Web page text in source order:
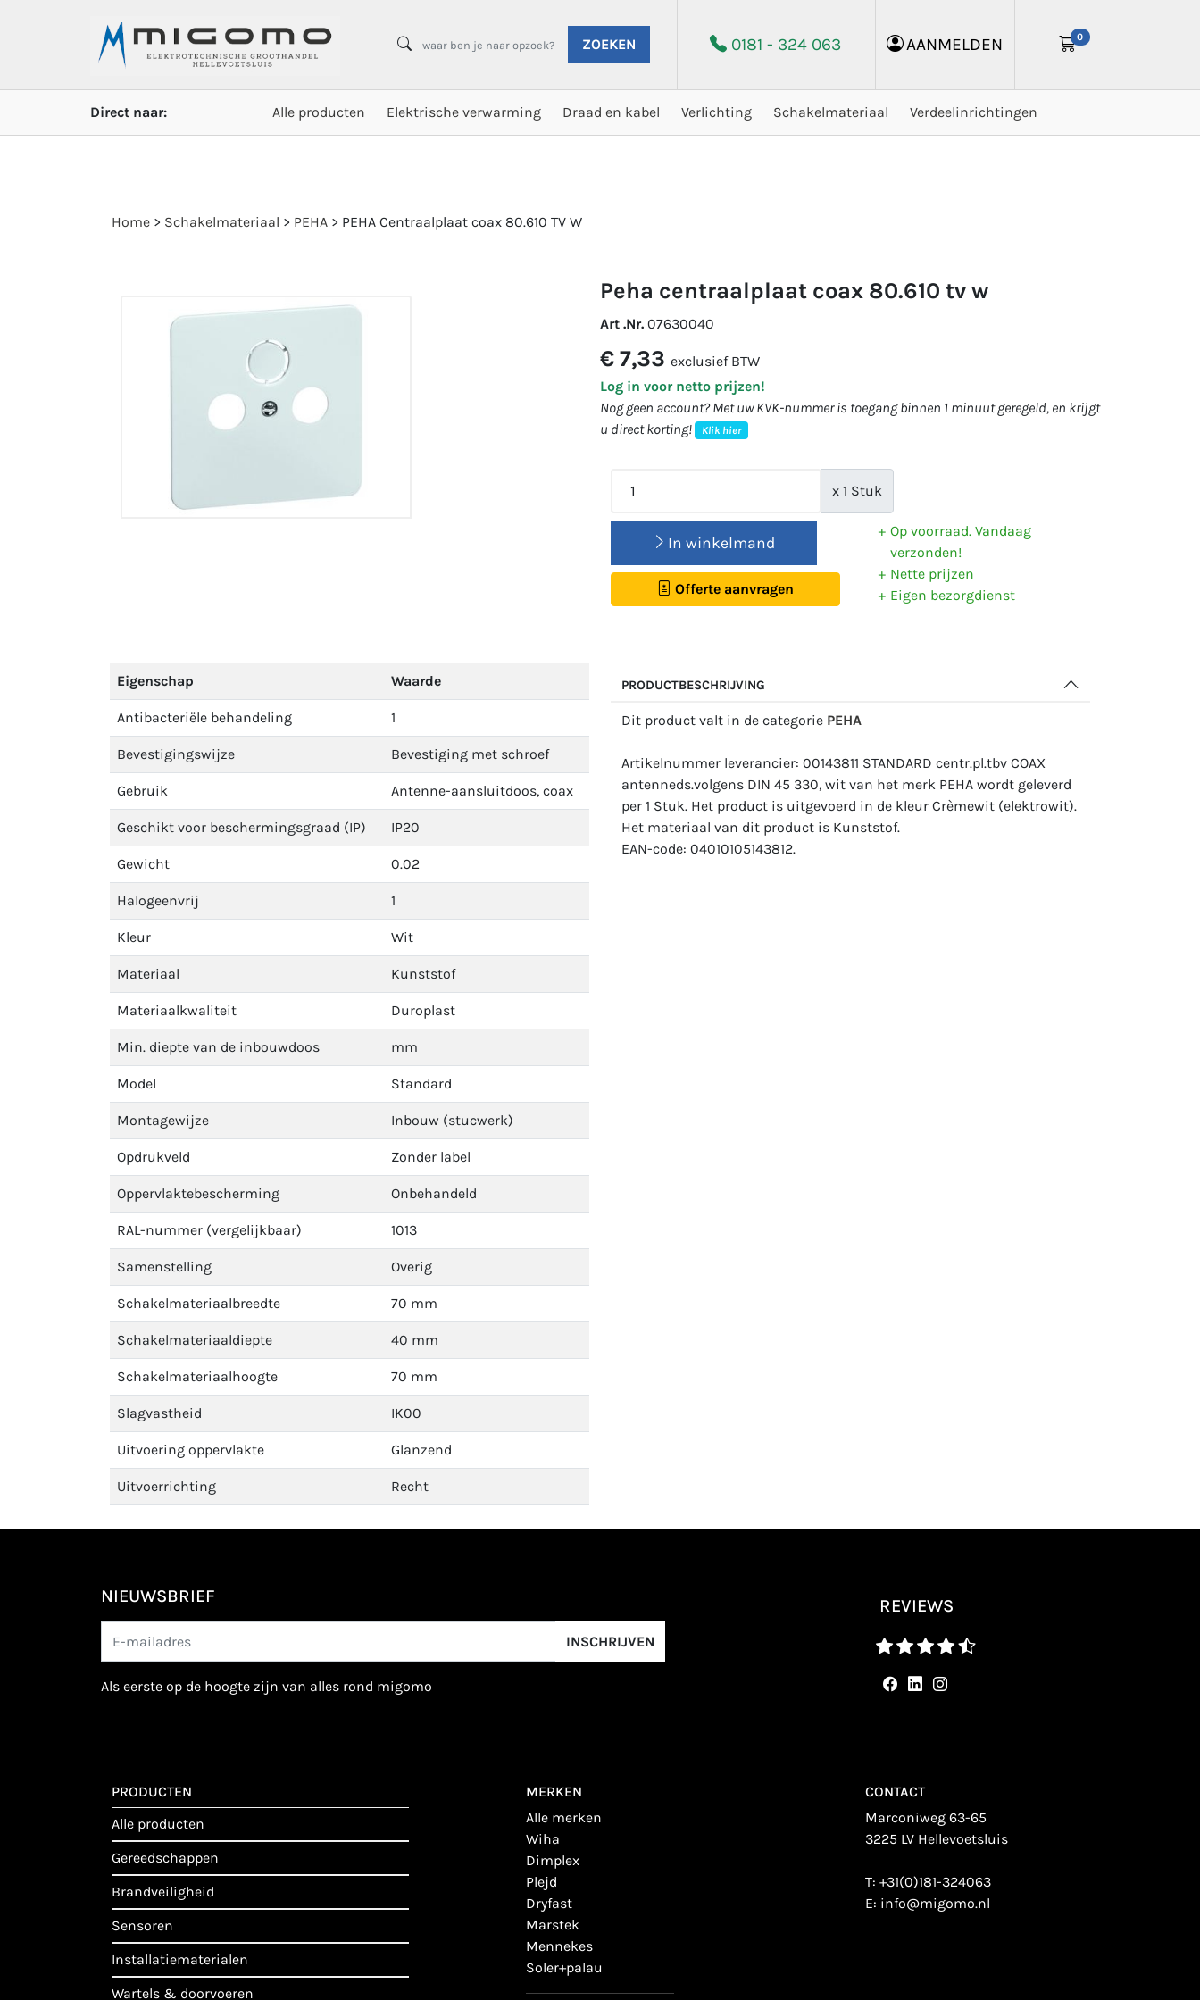
ZOEKEN 0181 - 324 063 AANMELDEN 0
Direct naar: Alle producten Elektrische verwarming Draad en kabel Verlichting Schakelmateriaal Verdeelinrichtingen
Home > Schakelmateriaal > PEHA > PEHA Centraalplaat coax 80.610 TV W
peha centraalplaat coax 80.610 tv w
Art .Nr. 07630040
€ 7,33 exclusief BTW
Log in voor netto prijzen!
Nog geen account? Met uw KVK-nummer is toegang binnen 1 minuut geregeld, en krijgt
u direct korting!
Klik hier
x 1 Stuk
In winkelmand
Offerte aanvragen
Op voorraad. Vandaag
verzonden!
Nette prijzen
Eigen bezorgdienst
Eigenschap Waarde
Antibacteriële behandeling 1
Bevestigingswijze Bevestiging met schroef
Gebruik Antenne-aansluitdoos, coax
Geschikt voor beschermingsgraad (IP) IP20
Gewicht 0.02
Halogeenvrij 1
Kleur Wit
Materiaal Kunststof
Materiaalkwaliteit Duroplast
Min. diepte van de inbouwdoos mm
Model Standard
Montagewijze Inbouw (stucwerk)
Opdrukveld Zonder label
Oppervlaktebescherming Onbehandeld
RAL-nummer (vergelijkbaar) 1013
Samenstelling Overig
Schakelmateriaalbreedte 70 mm
Schakelmateriaaldiepte 40 mm
Schakelmateriaalhoogte 70 mm
Slagvastheid IK00
Uitvoering oppervlakte Glanzend
Uitvoerrichting Recht
PRODUCTBESCHRIJVING
Dit product valt in de categorie PEHA
Artikelnummer leverancier: 00143811 STANDARD centr.pl.tbv COAX
antenneds.volgens DIN 45 330, wit van het merk PEHA wordt geleverd
per 1 Stuk. Het product is uitgevoerd in de kleur Crèmewit (elektrowit).
Het materiaal van dit product is Kunststof.
EAN-code: 04010105143812.
NIEUWSBRIEF
INSCHRIJVEN
als eerste op de hoogte zijn van alles rond migomo
REVIEWS
PRODUCTEN
alle producten
gereedschappen
brandveiligheid
sensoren
installatiematerialen
wartels & doorvoeren
MERKEN
alle merken
wiha
dimplex
plejd
dryfast
marstek
mennekes
soler+palau
CONTACT
Marconiweg 63-65
3225 LV Hellevoetsluis
T:+31(0)181-324063
E: info@migomo.nl